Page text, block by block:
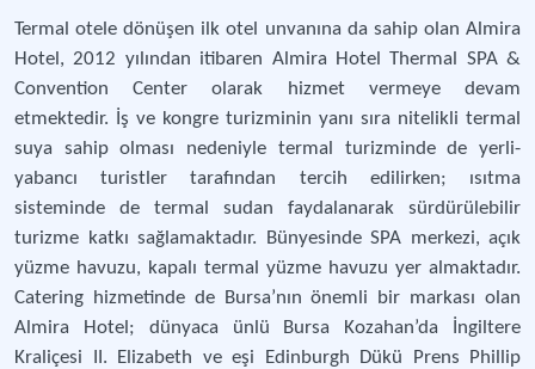
Termal otele dönüşen ilk otel unvanına da sahip olan Almira
Hotel, 2012 yılından itibaren Almira Hotel Thermal SPA &
Convention Center olarak hizmet vermeye devam
etmektedir. İş ve kongre turizminin yanı sıra nitelikli termal
suya sahip olması nedeniyle termal turizminde de yerli-
yabancı turistler tarafından tercih edilirken; ısıtma
sisteminde de termal sudan faydalanarak sürdürülebilir
turizme katkı sağlamaktadır. Bünyesinde SPA merkezi, açık
yüzme havuzu, kapalı termal yüzme havuzu yer almaktadır.
Catering hizmetinde de Bursa’nın önemli bir markası olan
Almira Hotel; dünyaca ünlü Bursa Kozahan’da İngiltere
Kraliçesi II. Elizabeth ve eşi Edinburgh Dükü Prens Phillip